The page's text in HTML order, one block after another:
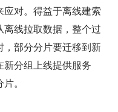
对。得益于离线建索
线拉取数据，整个过
部分分片要迁移到新
分组上线提供服务
。